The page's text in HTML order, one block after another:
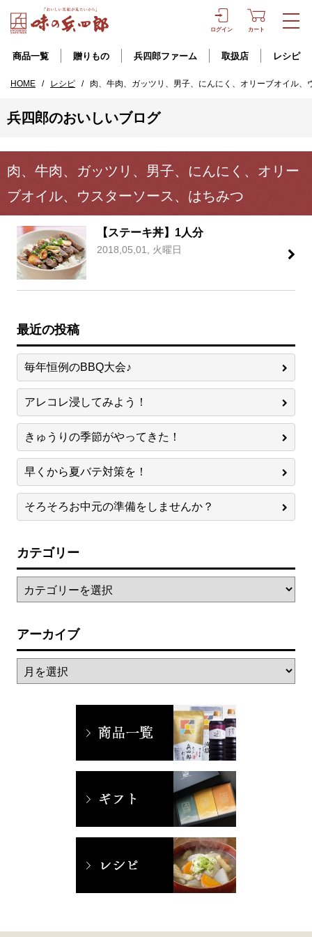
ログイン カート
商品一覧 贈りもの 兵四郎ファーム 取扱店 レシピ
HOME / レシピ / 肉、牛肉、ガッツリ、男子、にんにく、オリーブオイル、
兵四郎のおいしいブログ
肉、牛肉、ガッツリ、男子、にんにく、オリー
ブオイル、ウスターソース、はちみつ
【ステーキ丼】1人分
2018,05,01, 火曜日
最近の投稿
毎年恒例のBBQ大会♪
アレコレ浸してみよう！
きゅうりの季節がやってきた！
早くから夏バテ対策を！
そろそろお中元の準備をしませんか？
カテゴリー
アーカイブ